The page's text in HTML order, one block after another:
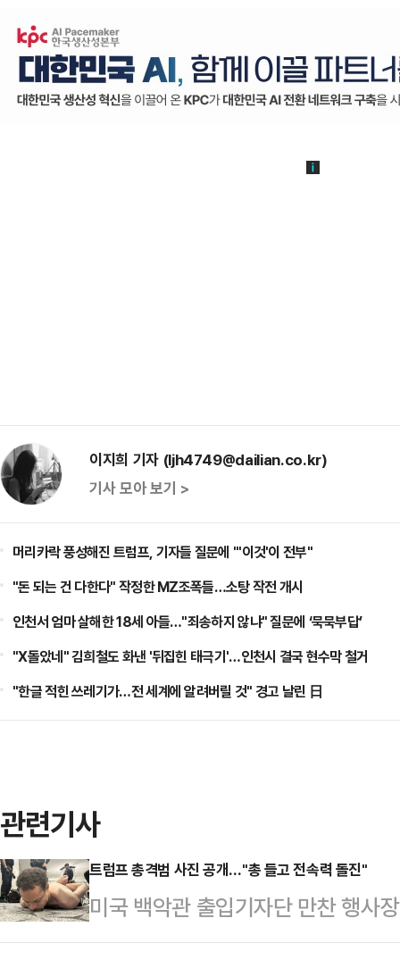
이지희 기자 (ljh4749@dailian.co.kr)
기사 모아 보기 >
머리카락 풍성해진 트럼프, 기자들 질문에 "'이것'이 전부"
"돈 되는 건 다한다" 작정한 MZ조폭들…소탕 작전 개시
인천서 엄마 살해한 18세 아들…"죄송하지 않냐" 질문에 ‘묵묵부답’
"X돌았네" 김희철도 화낸 '뒤집힌 태극기'…인천시 결국 현수막 철거
"한글 적힌 쓰레기가…전 세계에 알려버릴 것" 경고 날린 日
관련기사
트럼프 총격범 사진 공개…"총 들고 전속력 돌진"
미국 백악관 출입기자단 만찬 행사
의 무기를 소지한 채 보안검색대로